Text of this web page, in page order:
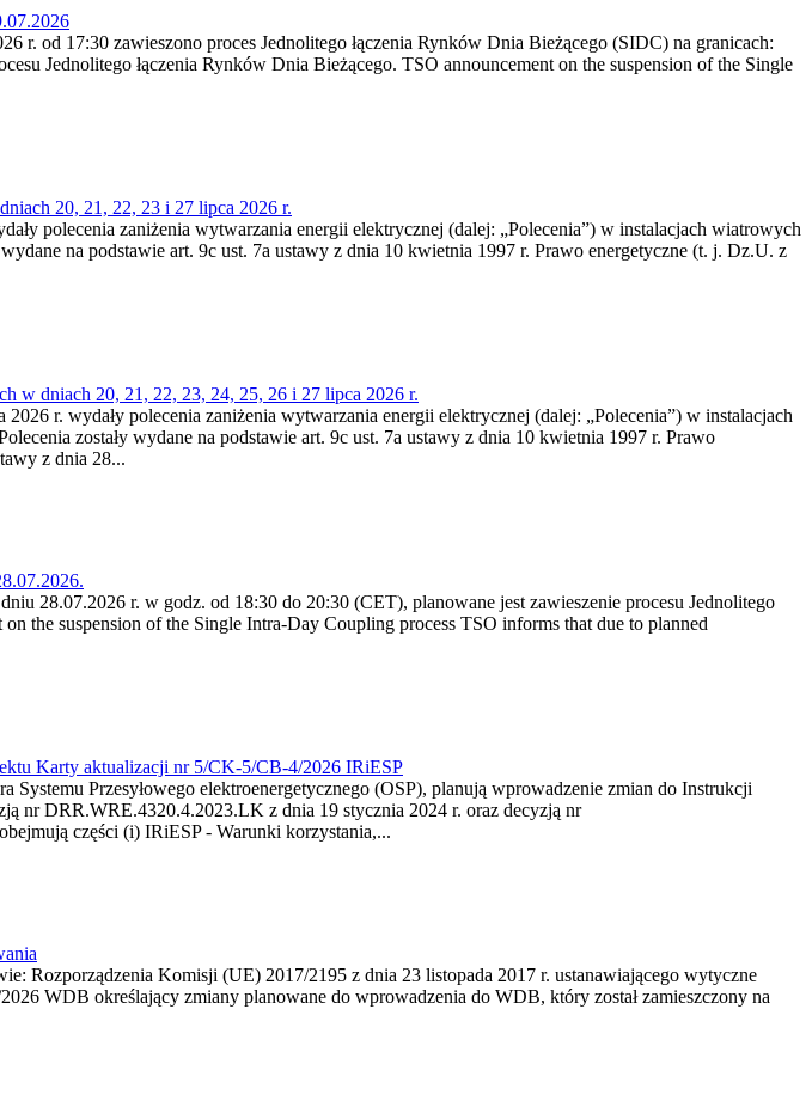
od 17:30 zawieszono proces Jednolitego łączenia Rynków Dnia Bieżącego (SIDC) na granicach:
Jednolitego łączenia Rynków Dnia Bieżącego. TSO announcement on the suspension of the Single
20, 21, 22, 23 i 27 lipca 2026 r.
polecenia zaniżenia wytwarzania energii elektrycznej (dalej: „Polecenia”) w instalacjach wiatrowych
na podstawie art. 9c ust. 7a ustawy z dnia 10 kwietnia 1997 r. Prawo energetyczne (t. j. Dz.U. z
w dniach 20, 21, 22, 23, 24, 25, 26 i 27 lipca 2026 r.
r. wydały polecenia zaniżenia wytwarzania energii elektrycznej (dalej: „Polecenia”) w instalacjach
zostały wydane na podstawie art. 9c ust. 7a ustawy z dnia 10 kwietnia 1997 r. Prawo
z dnia 28...
28.07.2026 r. w godz. od 18:30 do 20:30 (CET), planowane jest zawieszenie procesu Jednolitego
the suspension of the Single Intra-Day Coupling process TSO informs that due to planned
Karty aktualizacji nr 5/CK-5/CB-4/2026 IRiESP
Przesyłowego elektroenergetycznego (OSP), planują wprowadzenie zmian do Instrukcji
nr DRR.WRE.4320.4.2023.LK z dnia 19 stycznia 2024 r. oraz decyzją nr
części (i) IRiESP - Warunki korzystania,...
Rozporządzenia Komisji (UE) 2017/2195 z dnia 23‍ listopada 2017 r. ustanawiającego wytyczne
WDB określający zmiany planowane do wprowadzenia do WDB, który został zamieszczony na